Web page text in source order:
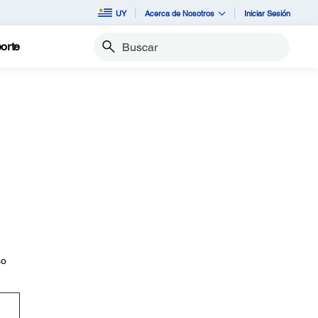
UY Acerca de Nosotros Iniciar Sesión
Buscar